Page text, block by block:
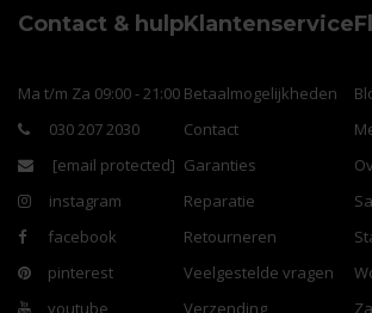
Contact & hulp
Ma t/m Za 09:00 - 21:00
030 207 2030
[email protected]
instagram
facebook
pinterest
youtube
Klantenservice
Betaalmogelijkheden
Contact
Garanties
Reparatie
Retourneren
Veelgestelde vragen
Verzending